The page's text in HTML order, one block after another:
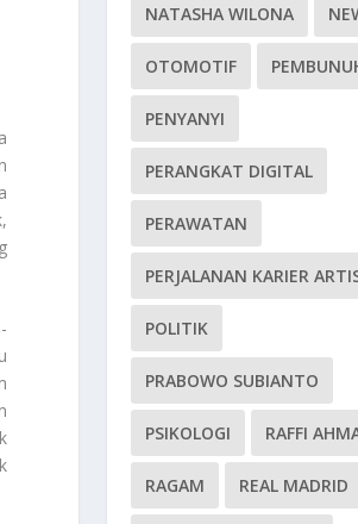
NATASHA WILONA
OTOMOTIF
PENYANYI
PERANGKAT DIGITAL
PERAWATAN
PERJALANAN KARIER
POLITIK
PRABOWO SUBIANTO
PSIKOLOGI RAFFI
RAGAM REAL MADRID